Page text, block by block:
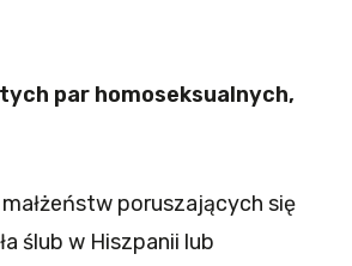
par homoseksualnych,
poruszających się
ślub w Hiszpanii lub